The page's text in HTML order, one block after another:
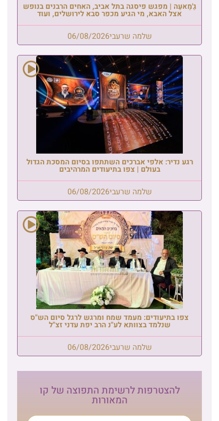
גַ'מַאעַה | מפגש פיסגה בתל אביב, האחים הרבנים בנופש
אצל האבא, מי הגיע מכפר סבא לירושלים, ועוד
שלמה שרעבי06/08/2026
רגע נדיר: אלפי אברכים השתתפו בסיום המסכת הגדול
בעולם | צפו בתיעודים המרהיבים
שלמה שרעבי06/08/2026
צפו בתיעודים: מעמד שמח ומרגש לרגל סיום הש"ס
שנלמד בצוותא לע"נ הרב יפת עדני זצ"ל
שלמה שרעבי06/08/2026
להצטרפות לרשימת התפוצה של קו
המאורות